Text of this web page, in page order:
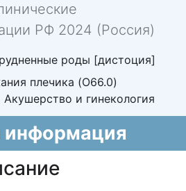
РФ 2024 (Россия)
роды [дистоция]
плечика (O66.0)
Акушерство и гинекология